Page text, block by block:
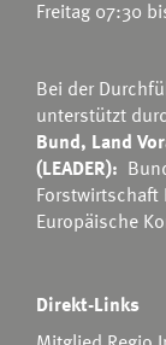
Freitag 07:30
Bei der
unterstützt
Bund, Land
(LEADER):
Forstwirtschaft
Europäische
Direkt-Links